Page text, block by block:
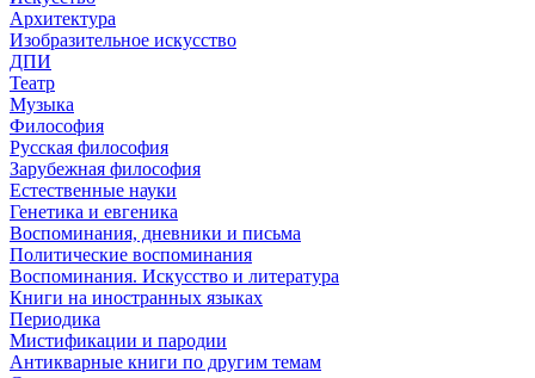
Архитектура
Изобразительное искусство
ДПИ
Театр
Музыка
Философия
Русская философия
Зарубежная философия
Естественные науки
Генетика и евгеника
Воспоминания, дневники и письма
Политические воспоминания
Воспоминания. Искусство и литература
Книги на иностранных языках
Периодика
Мистификации и пародии
Антикварные книги по другим темам